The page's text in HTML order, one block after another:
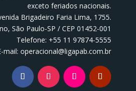
exceto feriados nacionais.
Brigadeiro Faria Lima, 1755.
São Paulo-SP / CEP 01452-001
Telefone: +55 11 97874-5555
mail: operacional@ligapab.com.br